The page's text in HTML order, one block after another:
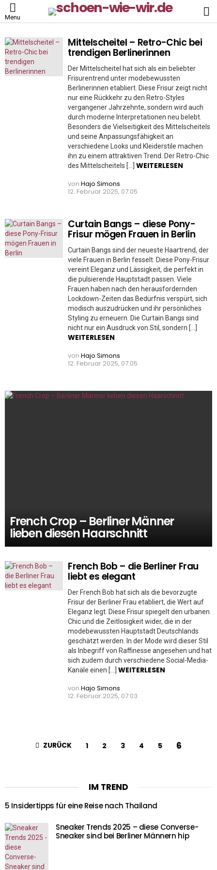
Menu
MORE
STORIES
Mittelscheitel – Retro-Chic bei
trendigen Berlinerinnen
Der Mittelscheitel hat sich als ein beliebter
Frisurentrend unter modebewussten
Berlinerinnen etabliert. Diese Frisur zeigt nicht
nur eine Rückkehr zu den Retro-Styles
vergangener Jahrzehnte, sondern wird auch
durch moderne Interpretationen neu belebt.
Besonders die Vielseitigkeit des Mittelscheitels
und seine Anpassungsfähigkeit an
verschiedene Looks und Kleiderstile machen
ihn zu einem attraktiven Trend. Der Retro-Chic
des Mittelscheitels […] WEITERLESEN
von Hajo Simons
12. Februar 2025, 07:05
Curtain Bangs – diese Pony-
Frisur mögen Frauen in Berlin
Curtain Bangs sind der neueste Haartrend, der
viele Frauen in Berlin fesselt. Diese Pony-Frisur
vereint Eleganz und Lässigkeit, die perfekt in
die pulsierende Hauptstadt passen. Viele
Frauen haben nach den herausfordernden
Lockdown-Zeiten das Bedürfnis verspürt, sich
modisch auszudrücken und ihr persönliches
Styling zu erneuern. Die Curtain Bangs sind
nicht nur ein Ausdruck von Stil, sondern […]
WEITERLESEN
von Hajo Simons
12. Februar 2025, 07:05
French Crop – Berliner Männer
lieben diesen Haarschnitt
French Bob – die Berliner Frau
liebt es elegant
Der French Bob hat sich als die bevorzugte
Frisur der Berliner Frau etabliert, die Wert auf
Eleganz legt. Diese Frisur spiegelt den urbanen
Chic und die Zeitlosigkeit wider, die in der
modebewussten Hauptstadt Deutschlands
geschätzt werden. In der Mode wird dieser Stil
als Inbegriff von Raffinesse angesehen und hat
sich zudem durch verschiedene Social-Media-
Kanäle einen […] WEITERLESEN
von Hajo Simons
12. Februar 2025, 07:03
ZURÜCK 1 2 3 4 5 6
IM TREND
5 Insidertipps für eine Reise nach Thailand
Sneaker Trends 2025 – diese Converse-
Sneaker sind bei Berliner Männern hip